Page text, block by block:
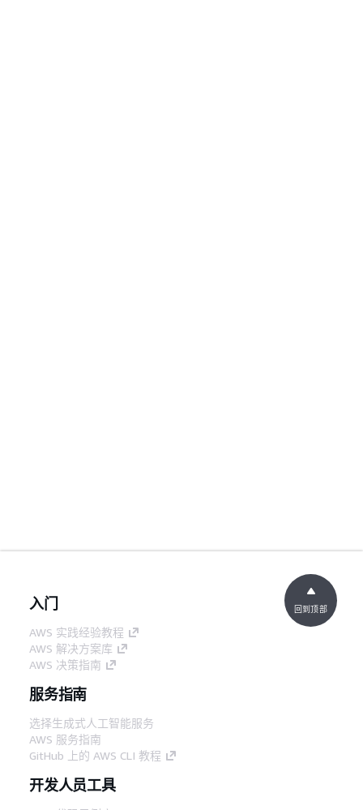
入门
AWS 实践经验教程
AWS 解决方案库
AWS 决策指南
服务指南
选择生成式人工智能服务
AWS 服务指南
GitHub 上的 AWS CLI 教程
开发人员工具
回到顶部